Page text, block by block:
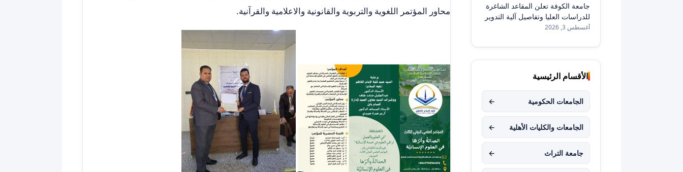
محاور المؤتمر اللغوية والتربوية والقانونية والاعلامية والقرآنية.
جامعة الكوفة تعلن المقاعد الشاغرة
للدراسات العليا وتفاصيل آلية التدوير
أغسطس 3, 2026
الأقسام الرئيسية
الجامعات الحكومية ←
الجامعات والكليات الأهلية ←
جامعة التراث ←